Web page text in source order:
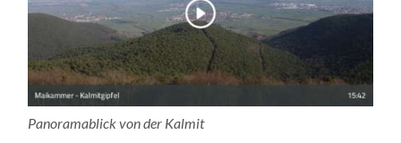
Panoramablick von der Kalmit